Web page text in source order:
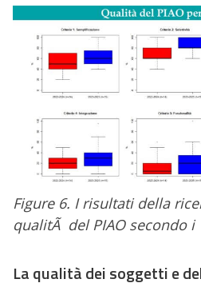
Figure 6. I risultati della
qualitÃ del PIAO secondo i
La qualità dei soggetti e